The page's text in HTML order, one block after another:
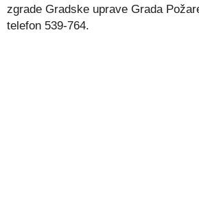
zgrade Gradske uprave Grada
telefon 539-764.